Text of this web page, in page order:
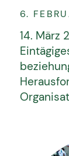
6.
14. März